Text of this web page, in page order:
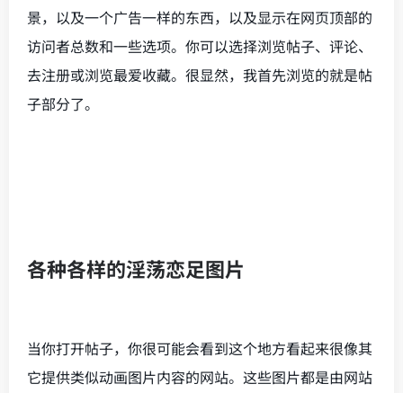
景，以及一个广告一样的东西，以及显示在网页顶部的
访问者总数和一些选项。你可以选择浏览帖子、评论、
去注册或浏览最爱收藏。很显然，我首先浏览的就是帖
子部分了。
各种各样的淫荡恋足图片
当你打开帖子，你很可能会看到这个地方看起来很像其
它提供类似动画图片内容的网站。这些图片都是由网站